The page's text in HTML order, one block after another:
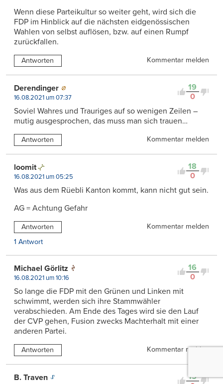
Wenn diese Parteikultur so weiter geht, wird sich die
FDP im Hinblick auf die nächsten eidgenössischen
Wahlen von selbst auflösen, bzw. auf einen Rumpf
zurückfallen.
Antworten Kommentar melden
19
0
Derendinger
16.08.2021 um 07:37
Soviel Wahres und Trauriges auf so wenigen Zeilen –
mutig ausgesprochen, das muss man sich trauen…
Antworten Kommentar melden
18
0
loomit
16.08.2021 um 05:25
Was aus dem Rüebli Kanton kommt, kann nicht gut sein.
AG = Achtung Gefahr
Antworten
Kommentar melden
1 Antwort
16
0
Michael Görlitz
16.08.2021 um 10:16
So lange die FDP mit den Grünen und Linken mit
schwimmt, werden sich ihre Stammwähler
verabschieden. Am Ende des Tages wird sie den Lauf
der CVP gehen, Fusion zwecks Machterhalt mit einer
anderen Partei.
Antworten Kommentar melden
15
B. Traven